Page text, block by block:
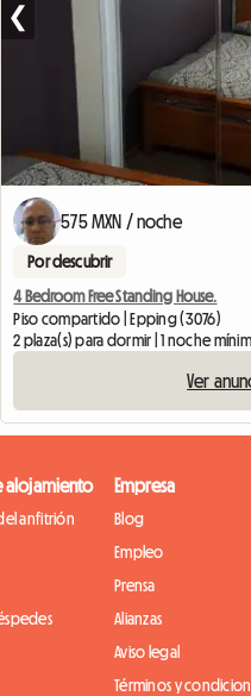
❮
575 MXN / noche
Por descubrir
4 Bedroom Free Standing House.
Piso compartido | Epping (3076)
2 plaza(s) para dormir | 1 noche
Ver
alojamiento
anfitrión
Empresa
Blog
Empleo
Prensa
Alianzas
Aviso legal
Términos y